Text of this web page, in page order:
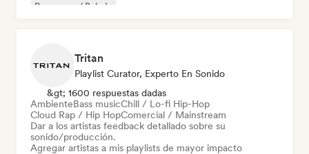
Pop suave / Balada
Tritan
Playlist Curator, Experto En Sonido
&gt; 1600 respuestas dadas
AmbienteBass musicChill / Lo-fi Hip-Hop
Cloud Rap / Hip HopComercial / Mainstream
Dar a los artistas feedback detallado sobre su
sonido/producción.
Agregar artistas a mis playlists de mayor impacto